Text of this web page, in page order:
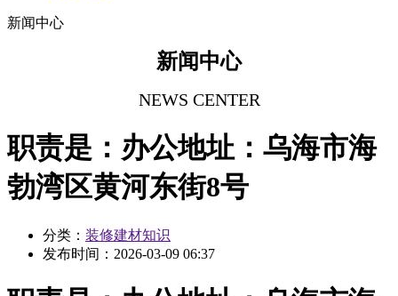
新闻中心
新闻中心
NEWS CENTER
职责是：办公地址：乌海市海
勃湾区黄河东街8号
分类： 装修建材知识
发布时间： 2026-03-09 06:37